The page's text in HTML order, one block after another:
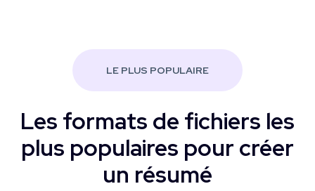
LE PLUS POPULAIRE
Les formats de fichiers les
plus populaires pour créer
un résumé